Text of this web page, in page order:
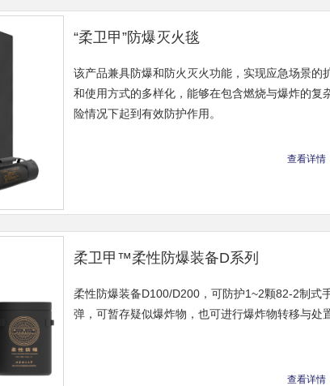
“柔卫甲”防爆灭火毯
该产品兼具防爆和防火灭火功能，实现应急场景的
和使用方式的多样化，能够在包含燃烧与爆炸的复
险情况下起到有效防护作用。
查看详情
柔卫甲™柔性防爆装备D系列
柔性防爆装备D100/D200，可防护1~2颗82-2制式
弹，可暂存疑似爆炸物，也可进行爆炸物转移与处
查看详情